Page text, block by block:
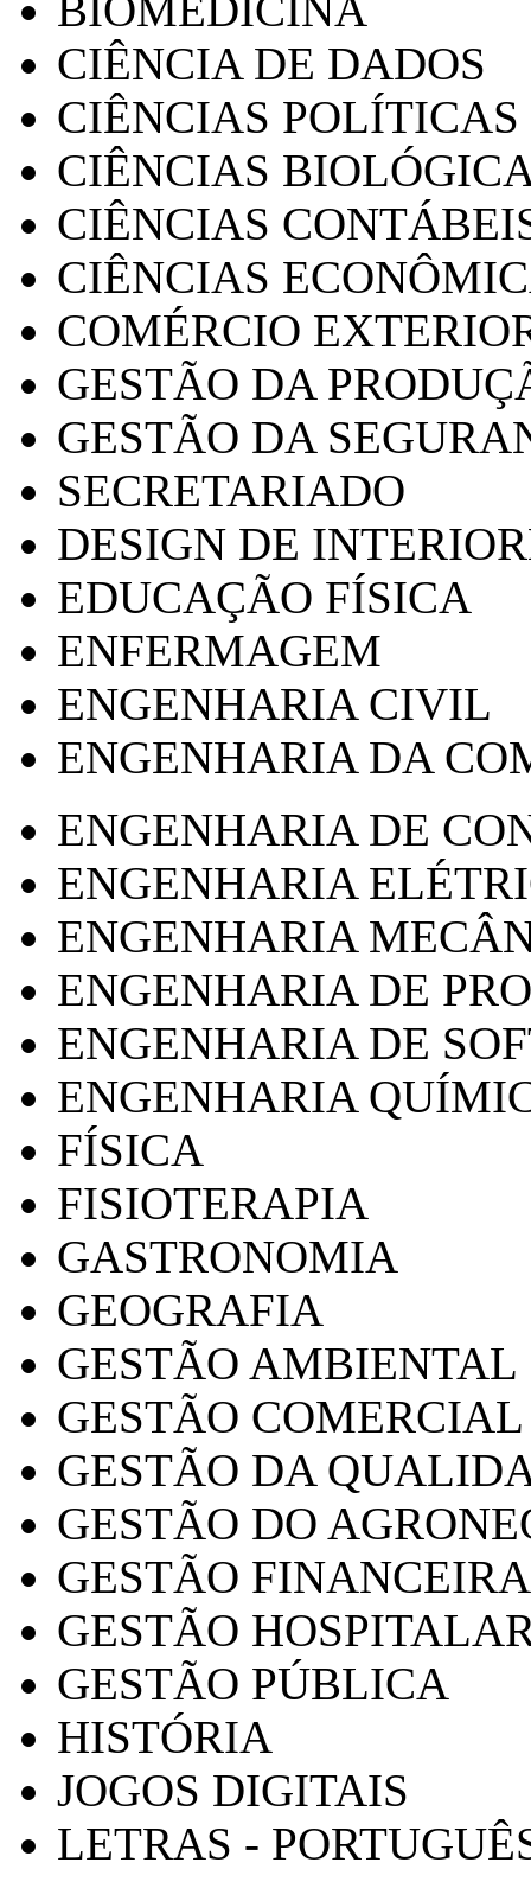
CIÊNCIA DE DADOS
CIÊNCIAS POLÍTICAS
CIÊNCIAS
CIÊNCIAS
CIÊNCIAS
COMÉRCIO
GESTÃO DA
GESTÃO DA
SECRETARIADO
DESIGN DE
EDUCAÇÃO FÍSICA
ENFERMAGEM
ENGENHARIA CIVIL
ENGENHARIA DA
ENGENHARIA DE
ENGENHARIA
ENGENHARIA
ENGENHARIA DE
ENGENHARIA DE
ENGENHARIA
FÍSICA
FISIOTERAPIA
GASTRONOMIA
GEOGRAFIA
GESTÃO AMBIENTAL
GESTÃO COMERCIAL
GESTÃO DA
GESTÃO DO
GESTÃO FINANCEIRA
GESTÃO
GESTÃO PÚBLICA
HISTÓRIA
JOGOS DIGITAIS
LETRAS -